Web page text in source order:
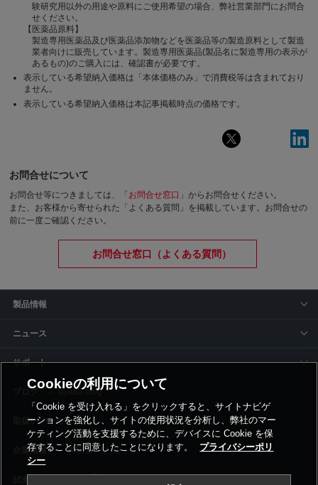
験研究用以外の用途や原料にご使用希望の場合、弊社営業部門にお問合
せください。
【医薬品原料】
製造専用医薬品及び医薬品添加物などを医薬品等の製造原料として製造
業者向けに販売しています。製造専用医薬品(製品名に製造専用の表示が
あるもの)のご購入には、確認書が必要です。
表示している希望納入価格は「本体価格のみ」で消費税等は含まれており
ません。
表示している希望納入価格は本記事掲載時点の価格です。
お問合せについて
お問合せ等につきましては、「 お問合せ窓口 」からお問合せください。
また、お客様から寄せられた「よくある質問」を掲載しています。お問合せの
前に一度ご確認ください。
お問合せ窓口（よくある質問）
製品情報
ニュース
サポート
siyaku-blog
取扱いメーカー
事業所一覧
Cookieの利用について
「Cookie を受け入れる」をクリックすると、サイトナビゲ
ーションを強化し、サイトの使用状況を分析し、弊社のマー
ケティング活動を支援するために、デバイスに Cookie を保
存することに同意したことになります。
プライバシーポリ
シー